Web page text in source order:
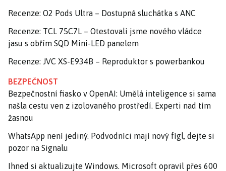
Recenze: O2 Pods Ultra – Dostupná sluchátka s ANC
Recenze: TCL 75C7L – Otestovali jsme nového vládce
jasu s obřím SQD Mini-LED panelem
Recenze: JVC XS-E934B – Reproduktor s powerbankou
BEZPEČNOST
Bezpečnostní fiasko v OpenAI: Umělá inteligence si sama
našla cestu ven z izolovaného prostředí. Experti nad tím
žasnou
WhatsApp není jediný. Podvodníci mají nový fígl, dejte si
pozor na Signalu
Ihned si aktualizujte Windows. Microsoft opravil přes 600